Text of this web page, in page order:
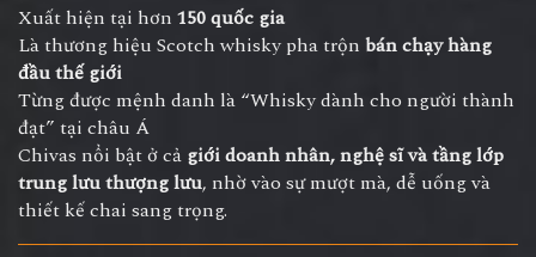
Xuất hiện tại hơn 150 quốc gia
Là thương hiệu Scotch whisky pha trộn bán chạy hàng
đầu thế giới
Từng được mệnh danh là “Whisky dành cho người thành
đạt” tại châu Á
Chivas nổi bật ở cả giới doanh nhân, nghệ sĩ và tầng lớp
trung lưu thượng lưu, nhờ vào sự mượt mà, dễ uống và
thiết kế chai sang trọng.